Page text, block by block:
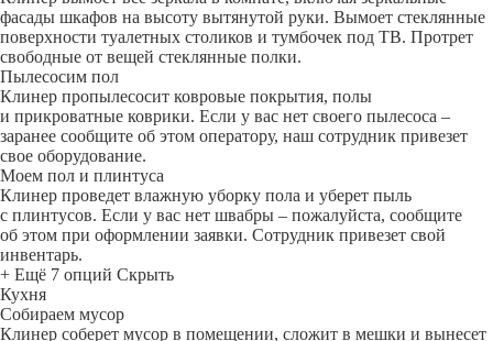
фасады шкафов на высоту вытянутой руки. Вымоет стеклянные
поверхности туалетных столиков и тумбочек под ТВ. Протрет
свободные от вещей стеклянные полки.
Пылесосим пол
Клинер пропылесосит ковровые покрытия, полы
и прикроватные коврики. Если у вас нет своего пылесоса –
заранее сообщите об этом оператору, наш сотрудник привезет
свое оборудование.
Моем пол и плинтуса
Клинер проведет влажную уборку пола и уберет пыль
с плинтусов. Если у вас нет швабры – пожалуйста, сообщите
об этом при оформлении заявки. Сотрудник привезет свой
инвентарь.
+ Ещё 7 опций Скрыть
Кухня
Собираем мусор
Клинер соберет мусор в помещении, сложит в мешки и вынесет